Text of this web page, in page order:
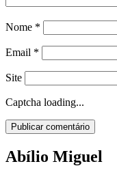
Nome *
Email *
Site
Captcha loading...
Abílio Miguel